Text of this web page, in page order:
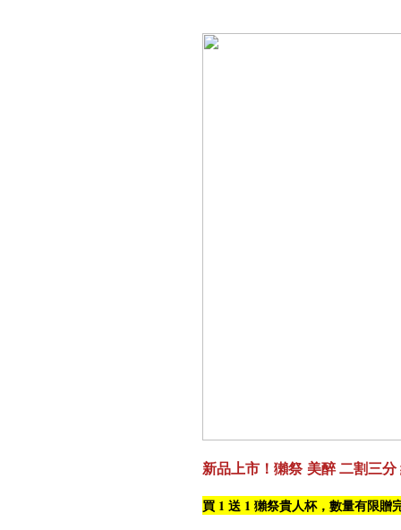
新品上市！獺祭 美醉 二割三
買 1 送 1 獺祭貴人杯，數量有限贈